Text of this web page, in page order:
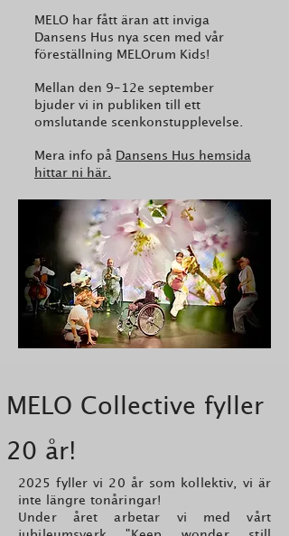
MELO har fått äran att inviga
Dansens Hus nya scen med vår
föreställning MELOrum Kids!
Mellan den 9-12e september
bjuder vi in publiken till ett
omslutande scenkonstupplevelse.
Mera info på Dansens Hus hemsida
hittar ni här.
MELO Collective fyller
20 år!
2025 fyller vi 20 år som kollektiv, vi är
inte längre tonåringar!
Under året arbetar vi med vårt